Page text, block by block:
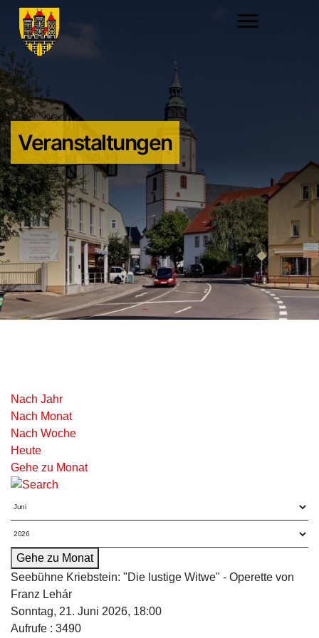
Veranstaltungen
Nach Jahr
Nach Monat
Nach Woche
Heute
Gehe zu Monat
Gehe zu Monat
Seebühne Kriebstein: "Die lustige Witwe" - Operette von
Franz Lehár
Sonntag, 21. Juni 2026, 18:00
Aufrufe : 3490